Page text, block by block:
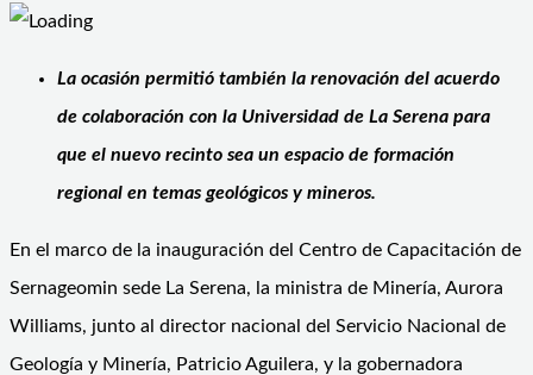
La ocasión permitió también la renovación del acuerdo
de colaboración con la Universidad de La Serena para
que el nuevo recinto sea un espacio de formación
regional en temas geológicos y mineros.
En el marco de la inauguración del Centro de Capacitación de
Sernageomin sede La Serena, la ministra de Minería, Aurora
Williams, junto al director nacional del Servicio Nacional de
Geología y Minería, Patricio Aguilera, y la gobernadora